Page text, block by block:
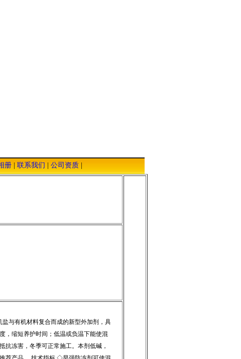
册| 联系我们 公司资质|
与有机材料复合而成的新型外加剂，具
，缩短养护时间；低温或负温下能使混
抗冻害，冬季可正常施工。本剂低碱，